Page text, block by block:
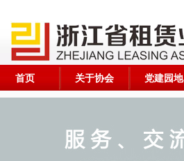
首页 关于协会 党建园地